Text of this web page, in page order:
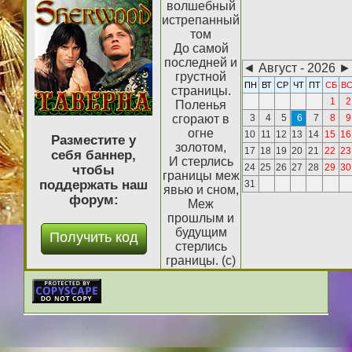
Разместите у
себя баннер,
чтобы
поддержать наш
форум:
волшебный
истрепанный
том
До самой
последней и
грустной
страницы.
Поленья
сгорают в
огне
золотом,
И стерлись
границы меж
явью и сном,
Меж
прошлым и
будущим
стерлись
границы. (с)
◄ Август - 2026 ►
ПН ВТ СР ЧТ ПТ СБ ВС
1
2
3
4 5 6 7 8
9
10 11 12 13 14 15 16
17 18 19 20 21 22 23
24 25 26 27 28 29 30
31